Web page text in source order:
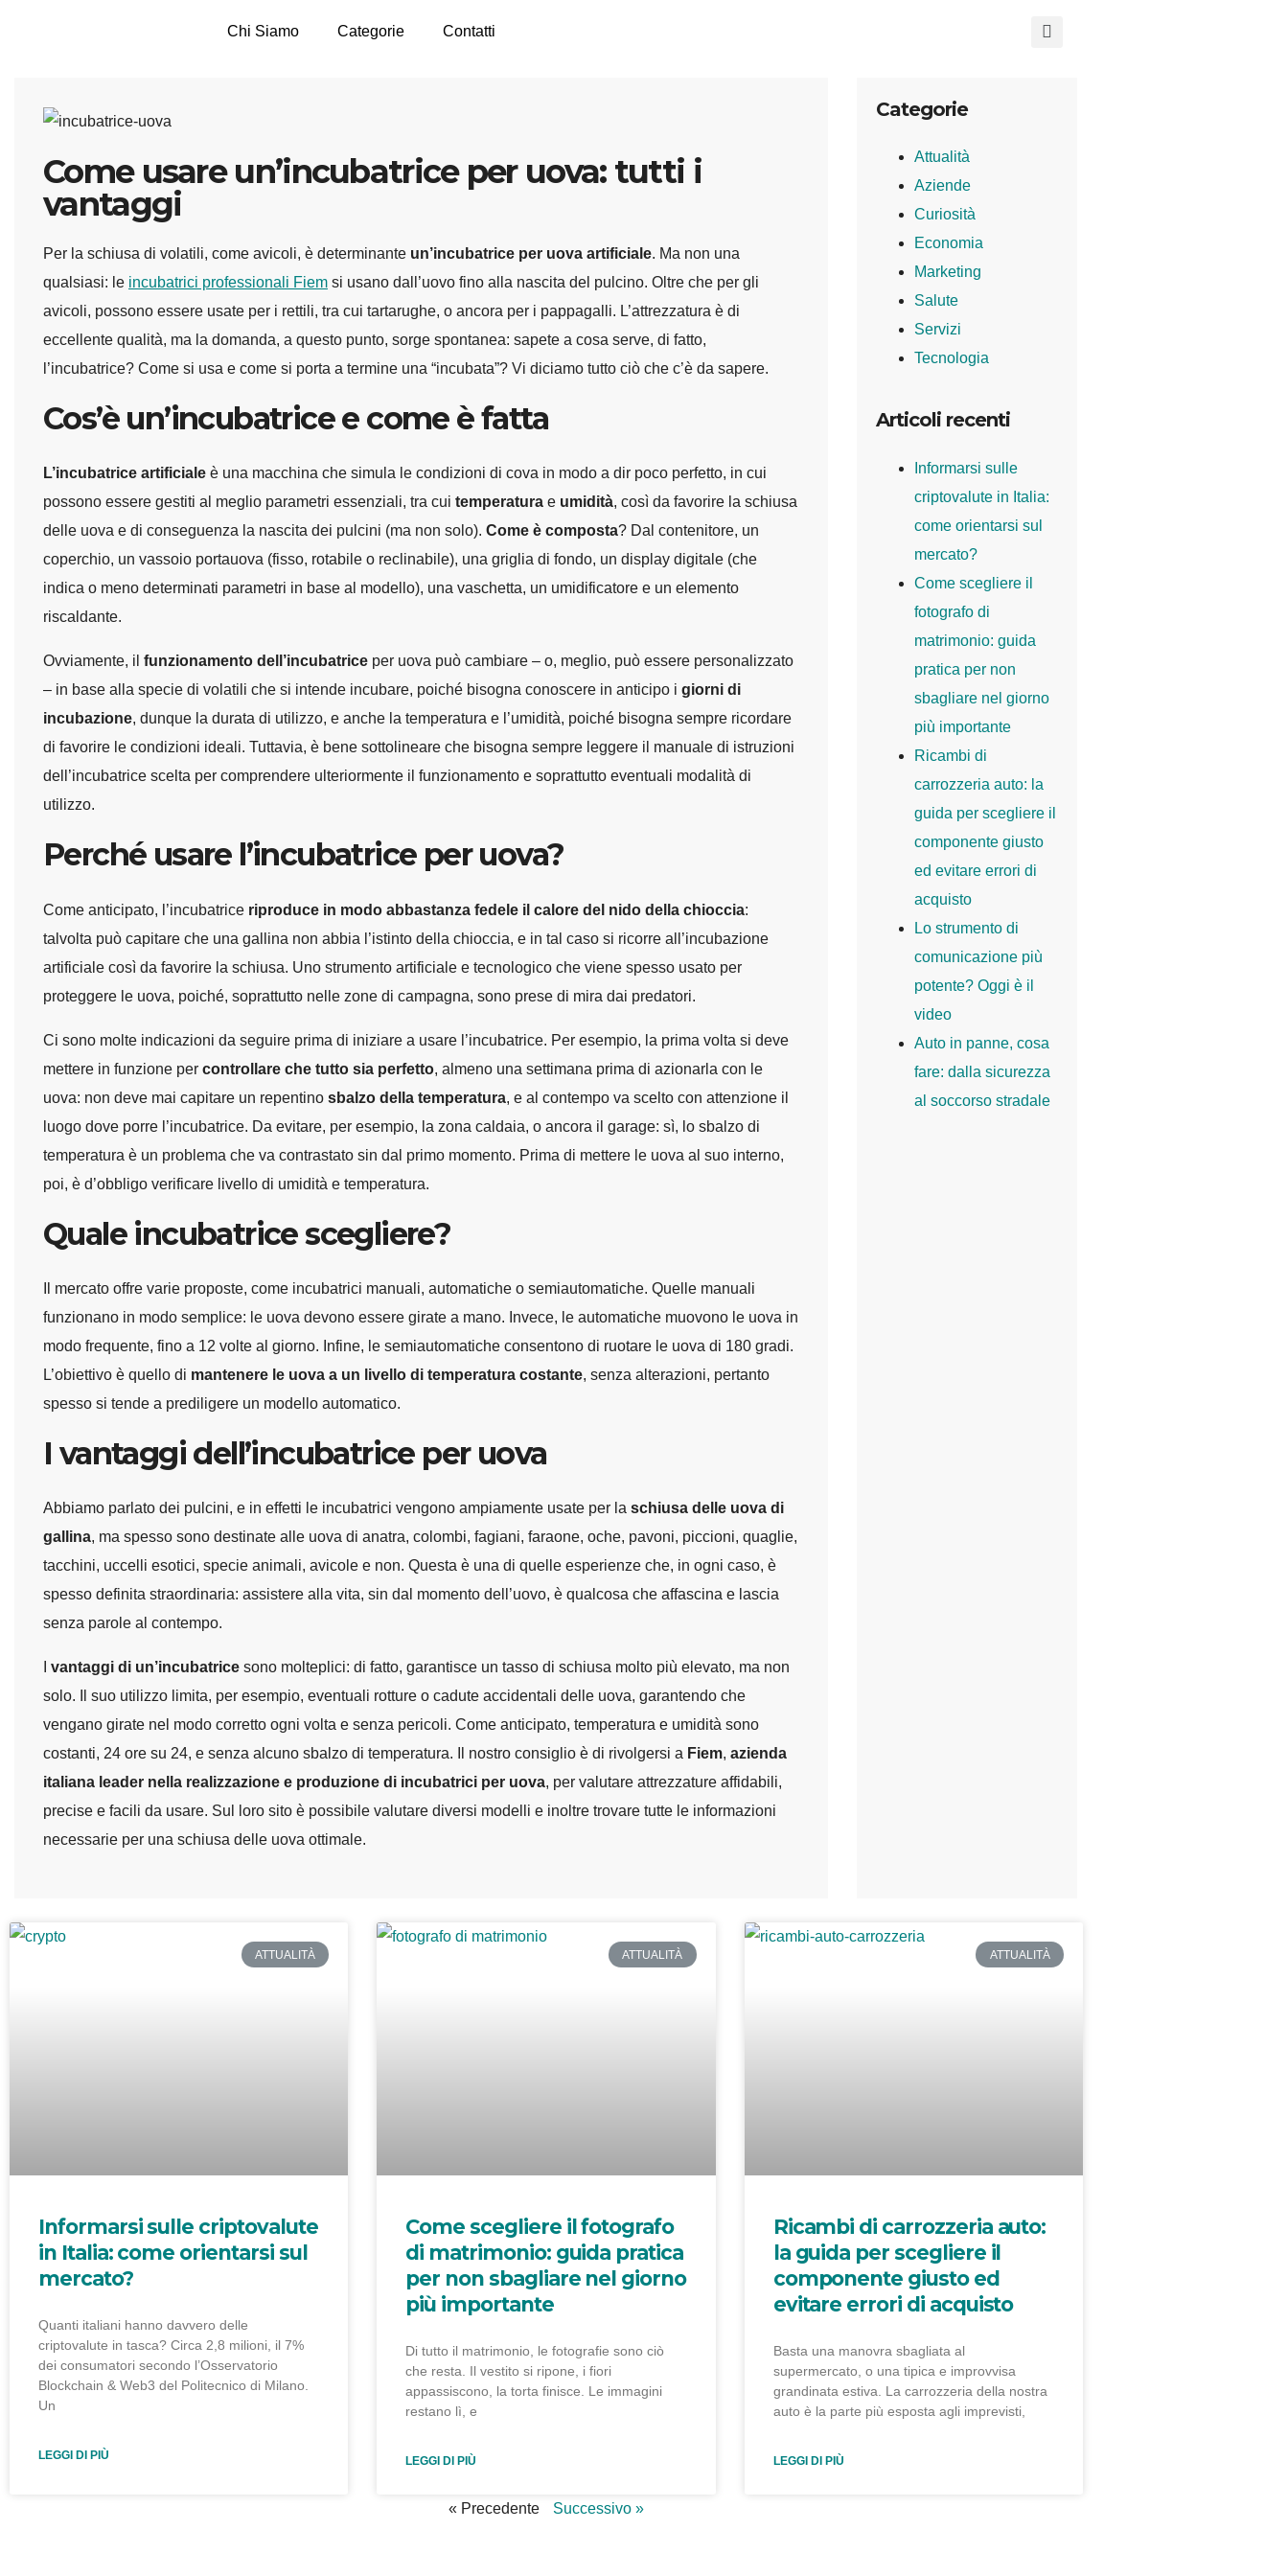
Chi Siamo Categorie Contatti
Come usare un’incubatrice per uova: tutti i
vantaggi
Per la schiusa di volatili, come avicoli, è determinante un’incubatrice per uova artificiale. Ma non una
qualsiasi: le incubatrici professionali Fiem si usano dall’uovo fino alla nascita del pulcino. Oltre che per gli
avicoli, possono essere usate per i rettili, tra cui tartarughe, o ancora per i pappagalli. L’attrezzatura è di
eccellente qualità, ma la domanda, a questo punto, sorge spontanea: sapete a cosa serve, di fatto,
l’incubatrice? Come si usa e come si porta a termine una “incubata”? Vi diciamo tutto ciò che c’è da sapere.
Cos’è un’incubatrice e come è fatta
L’incubatrice artificiale è una macchina che simula le condizioni di cova in modo a dir poco perfetto, in cui
possono essere gestiti al meglio parametri essenziali, tra cui temperatura e umidità, così da favorire la schiusa
delle uova e di conseguenza la nascita dei pulcini (ma non solo). Come è composta? Dal contenitore, un
coperchio, un vassoio portauova (fisso, rotabile o reclinabile), una griglia di fondo, un display digitale (che
indica o meno determinati parametri in base al modello), una vaschetta, un umidificatore e un elemento
riscaldante.
Ovviamente, il funzionamento dell’incubatrice per uova può cambiare – o, meglio, può essere personalizzato
– in base alla specie di volatili che si intende incubare, poiché bisogna conoscere in anticipo i giorni di
incubazione, dunque la durata di utilizzo, e anche la temperatura e l’umidità, poiché bisogna sempre ricordare
di favorire le condizioni ideali. Tuttavia, è bene sottolineare che bisogna sempre leggere il manuale di istruzioni
dell’incubatrice scelta per comprendere ulteriormente il funzionamento e soprattutto eventuali modalità di
utilizzo.
Perché usare l’incubatrice per uova?
Come anticipato, l’incubatrice riproduce in modo abbastanza fedele il calore del nido della chioccia:
talvolta può capitare che una gallina non abbia l’istinto della chioccia, e in tal caso si ricorre all’incubazione
artificiale così da favorire la schiusa. Uno strumento artificiale e tecnologico che viene spesso usato per
proteggere le uova, poiché, soprattutto nelle zone di campagna, sono prese di mira dai predatori.
Ci sono molte indicazioni da seguire prima di iniziare a usare l’incubatrice. Per esempio, la prima volta si deve
mettere in funzione per controllare che tutto sia perfetto, almeno una settimana prima di azionarla con le
uova: non deve mai capitare un repentino sbalzo della temperatura, e al contempo va scelto con attenzione il
luogo dove porre l’incubatrice. Da evitare, per esempio, la zona caldaia, o ancora il garage: sì, lo sbalzo di
temperatura è un problema che va contrastato sin dal primo momento. Prima di mettere le uova al suo interno,
poi, è d’obbligo verificare livello di umidità e temperatura.
Quale incubatrice scegliere?
Il mercato offre varie proposte, come incubatrici manuali, automatiche o semiautomatiche. Quelle manuali
funzionano in modo semplice: le uova devono essere girate a mano. Invece, le automatiche muovono le uova in
modo frequente, fino a 12 volte al giorno. Infine, le semiautomatiche consentono di ruotare le uova di 180 gradi.
L’obiettivo è quello di mantenere le uova a un livello di temperatura costante, senza alterazioni, pertanto
spesso si tende a prediligere un modello automatico.
I vantaggi dell’incubatrice per uova
Abbiamo parlato dei pulcini, e in effetti le incubatrici vengono ampiamente usate per la schiusa delle uova di
gallina, ma spesso sono destinate alle uova di anatra, colombi, fagiani, faraone, oche, pavoni, piccioni, quaglie,
tacchini, uccelli esotici, specie animali, avicole e non. Questa è una di quelle esperienze che, in ogni caso, è
spesso definita straordinaria: assistere alla vita, sin dal momento dell’uovo, è qualcosa che affascina e lascia
senza parole al contempo.
vantaggi di un’incubatrice sono molteplici: di fatto, garantisce un tasso di schiusa molto più elevato, ma non
solo. Il suo utilizzo limita, per esempio, eventuali rotture o cadute accidentali delle uova, garantendo che
vengano girate nel modo corretto ogni volta e senza pericoli. Come anticipato, temperatura e umidità sono
costanti, 24 ore su 24, e senza alcuno sbalzo di temperatura. Il nostro consiglio è di rivolgersi a Fiem, azienda
italiana leader nella realizzazione e produzione di incubatrici per uova, per valutare attrezzature affidabili,
precise e facili da usare. Sul loro sito è possibile valutare diversi modelli e inoltre trovare tutte le informazioni
necessarie per una schiusa delle uova ottimale.
Categorie
Attualità
Aziende
Curiosità
Economia
Marketing
Salute
Servizi
Tecnologia
Articoli recenti
Informarsi sulle
criptovalute in Italia:
come orientarsi sul
mercato?
Come scegliere il
fotografo di
matrimonio: guida
pratica per non
sbagliare nel giorno
più importante
Ricambi di
carrozzeria auto: la
guida per scegliere il
componente giusto
ed evitare errori di
acquisto
Lo strumento di
comunicazione più
potente? Oggi è il
video
Auto in panne, cosa
fare: dalla sicurezza
al soccorso stradale
ATTUALITÀ
Informarsi sulle criptovalute
in Italia: come orientarsi sul
mercato?
Quanti italiani hanno davvero delle
criptovalute in tasca? Circa 2,8 milioni, il 7%
dei consumatori secondo l’Osservatorio
Blockchain & Web3 del Politecnico di Milano.
Un
LEGGI DI PIÙ
ATTUALITÀ
Come scegliere il fotografo
di matrimonio: guida pratica
per non sbagliare nel giorno
più importante
Di tutto il matrimonio, le fotografie sono ciò
che resta. Il vestito si ripone, i fiori
appassiscono, la torta finisce. Le immagini
restano lì, e
LEGGI DI PIÙ
ATTUALITÀ
Ricambi di carrozzeria auto:
la guida per scegliere il
componente giusto ed
evitare errori di acquisto
Basta una manovra sbagliata al
supermercato, o una tipica e improvvisa
grandinata estiva. La carrozzeria della nostra
auto è la parte più esposta agli imprevisti,
LEGGI DI PIÙ
« Precedente Successivo »